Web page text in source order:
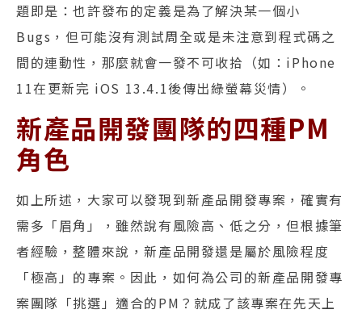
題即是：也許發布的定義是為了解決某一個小
Bugs，但可能沒有測試周全或是未注意到程式碼之
間的連動性，那麼就會一發不可收拾（如：iPhone
11在更新完 iOS 13.4.1後傳出綠螢幕災情）。
新產品開發團隊的四種PM
角色
如上所述，大家可以發現到新產品開發專案，確實有
需多「眉角」，雖然說有風險高、低之分，但根據筆
者經驗，整體來說，新產品開發還是屬於風險程度
「極高」的專案。因此，如何為公司的新產品開發專
案團隊「挑選」適合的PM？就成了該專案在先天上